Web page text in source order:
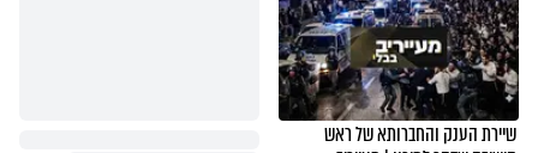
שיירת הענק והחברותא של ראש